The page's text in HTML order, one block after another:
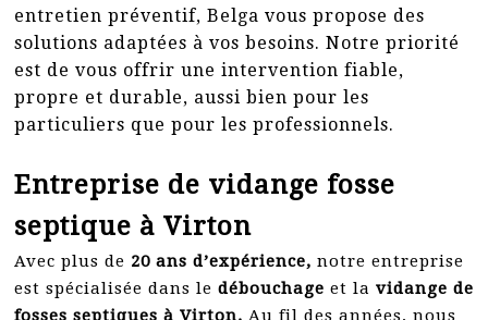
entretien préventif, Belga vous propose des
solutions adaptées à vos besoins. Notre priorité
est de vous offrir une intervention fiable,
propre et durable, aussi bien pour les
particuliers que pour les professionnels.
Entreprise de vidange fosse
septique à Virton
Avec plus de 20 ans d’expérience, notre entreprise
est spécialisée dans le débouchage et la vidange de
fosses septiques à Virton. Au fil des années, nous